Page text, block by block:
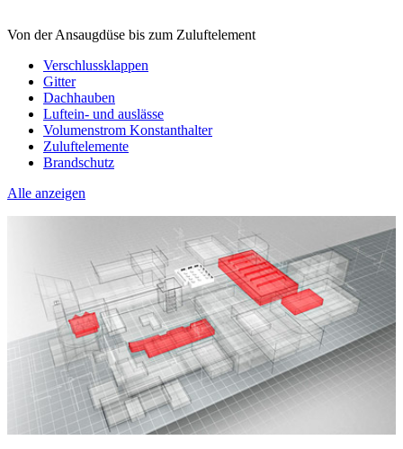
Von der Ansaugdüse bis zum Zuluftelement
Verschlussklappen
Gitter
Dachhauben
Luftein- und auslässe
Volumenstrom Konstanthalter
Zuluftelemente
Brandschutz
Alle anzeigen